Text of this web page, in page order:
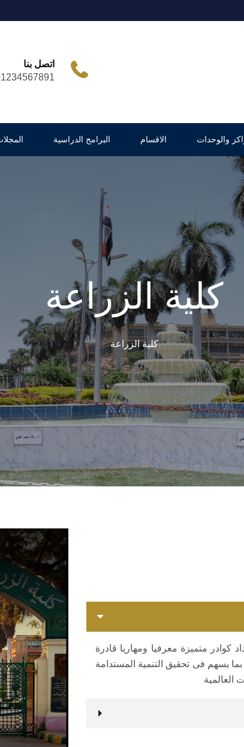
اتصل بنا
والوحدات الاقسام البرامج الدراسية
كلية الزراعة
كلية الزراعة
كوادر متميزة معرفيا ومهاريا قادرة
يسهم فى تحقيق التنمية المستدامة
العالمية